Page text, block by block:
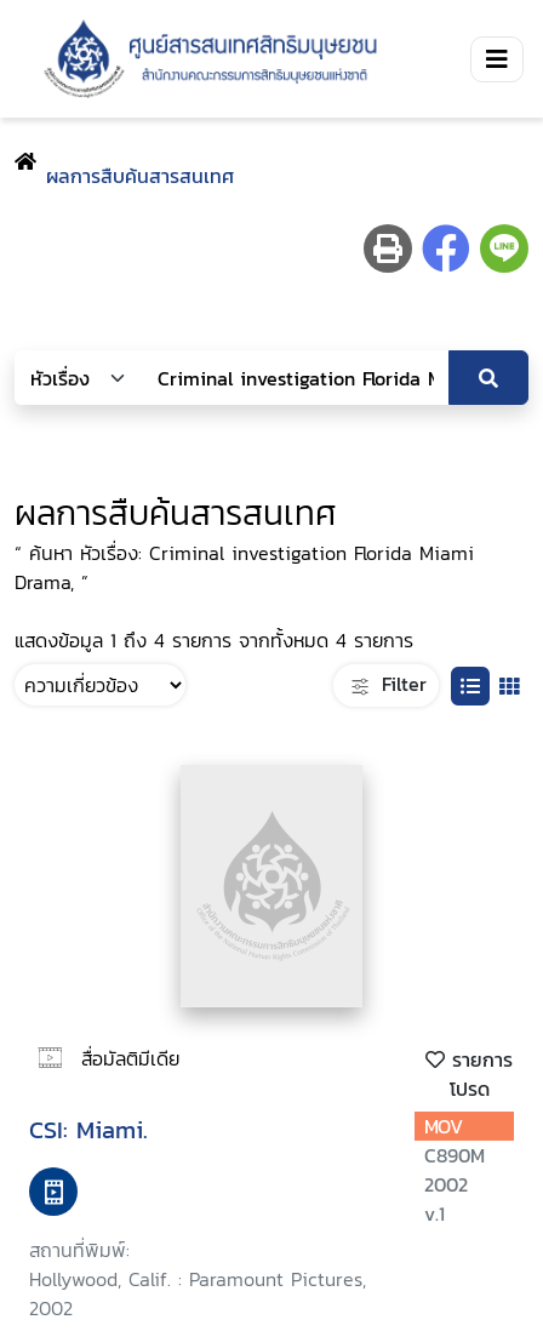
ผลการสืบค้นสารสนเทศ
ผลการสืบค้นสารสนเทศ
“ ค้นหา หัวเรื่อง: Criminal investigation Florida Miami
Drama, ”
แสดงข้อมูล 1 ถึง 4 รายการ จากทั้งหมด 4 รายการ
Filter
สื่อมัลติมีเดีย
รายการ
โปรด
CSI: Miami.
สถานที่พิมพ์:
Hollywood, Calif. : Paramount Pictures,
2002
MOV
C890M
2002
v.1